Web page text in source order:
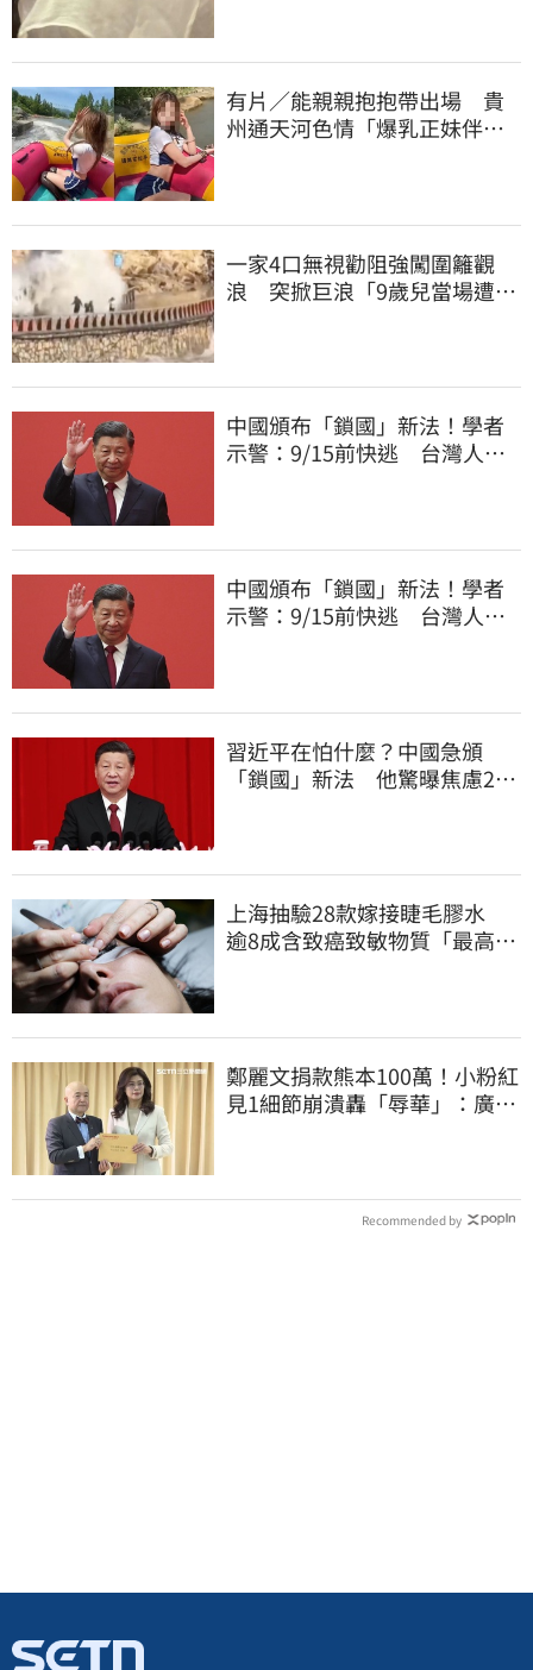
有片／能親親抱抱帶出場 貴
州通天河色情「爆乳正妹伴
一家4口無視勸阻強闖圍籬觀
浪 突掀巨浪「9歲兒當場遭捲
中國頒布「鎖國」新法！學者
示警：9/15前快逃 台灣人也
中國頒布「鎖國」新法！學者
示警：9/15前快逃 台灣人也
習近平在怕什麼？中國急頒
「鎖國」新法 他驚曝焦慮2
上海抽驗28款嫁接睫毛膠水
逾8成含致癌致敏物質「最高超
鄭麗文捐款熊本100萬！小粉紅
見1細節崩潰轟「辱華」：廣西
Recommended by